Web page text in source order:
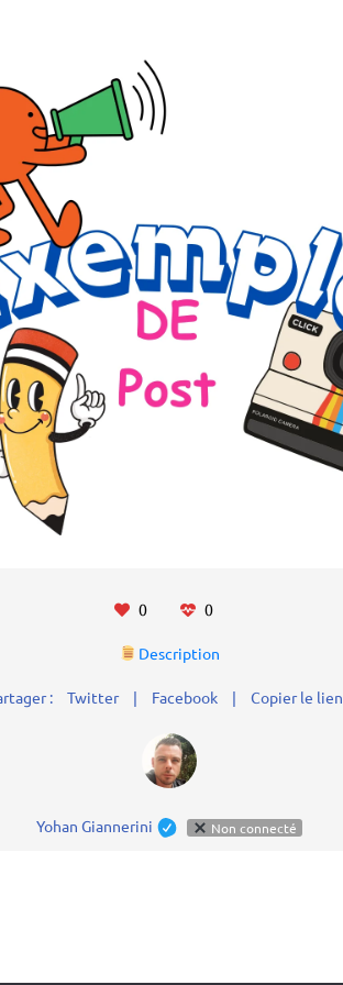
0 0
Description
: Twitter | Facebook | Copier le lien
Yohan Giannerini Non connecté